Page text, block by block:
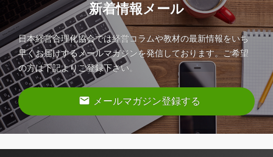
新着情報メール
日本経営合理化協会では経営コラムや教材の最新情報をいち
早くお届けするメールマガジンを発信しております。ご希望
の方は下記よりご登録下さい。
email メールマガジン登録する